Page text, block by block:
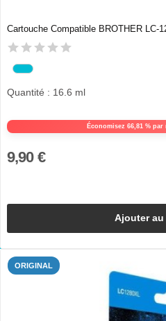
Cartouche Compatible BROTHER LC-
Économisez 66,81 %
Quantité : 16.6 ml
9,90 €
Ajouter
ORIGINAL